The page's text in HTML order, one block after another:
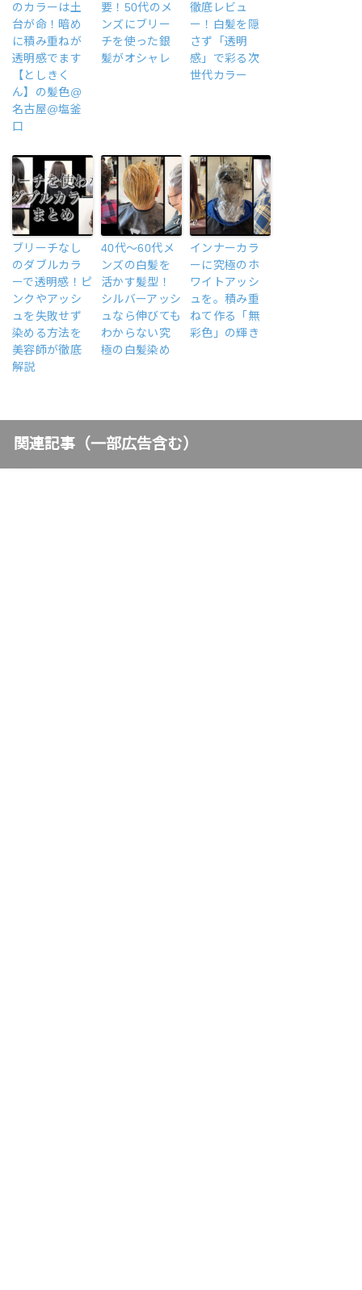
のカラーは土
台が命！暗め
に積み重ねが
透明感でます
【としきく
ん】の髪色@
名古屋@塩釜
口
要！50代のメ
ンズにブリー
チを使った銀
髪がオシャレ
徹底レビュ
ー！白髪を隠
さず「透明
感」で彩る次
世代カラー
ブリーチなし
のダブルカラ
ーで透明感！ピ
ンクやアッシ
ュを失敗せず
染める方法を
美容師が徹底
解説
40代〜60代メ
ンズの白髪を
活かす髪型！
シルバーアッシ
ュなら伸びても
わからない究
極の白髪染め
インナーカラ
ーに究極のホ
ワイトアッシ
ュを。積み重
ねて作る「無
彩色」の輝き
関連記事（一部広告含む）